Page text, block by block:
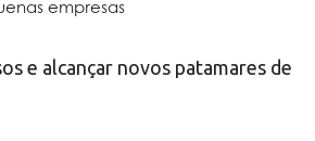
empresas
e alcançar novos patamares de